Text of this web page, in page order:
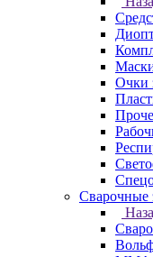
Очки
Сварочные